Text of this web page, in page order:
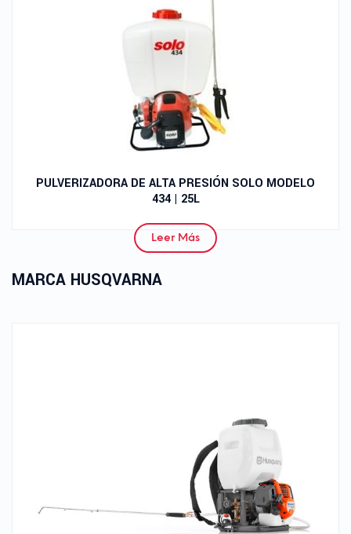
PULVERIZADORA DE ALTA PRESIÓN SOLO MODELO
434 | 25L
Leer Más
MARCA HUSQVARNA